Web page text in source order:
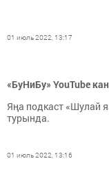
01 июль 2022, 13:17
«БуНиБу» YouTube
Яңа подкаст «Шулай
турында.
01 июль 2022, 13:16